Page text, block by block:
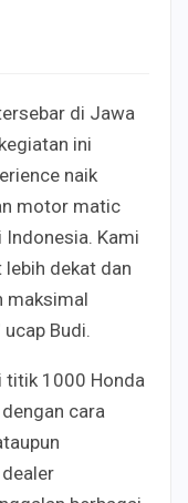
di Jawa
ini
naik
motor matic
Kami
dekat dan
maksimal
Budi.
titik 1000 Honda
cara